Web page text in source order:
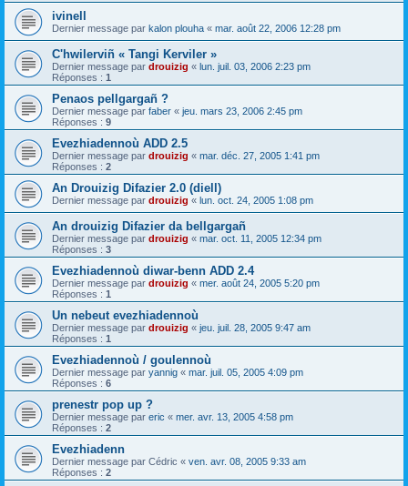
ivinell
Dernier message par kalon plouha « mar. août 22, 2006 12:28 pm
C'hwilerviñ « Tangi Kerviler »
Dernier message par drouizig « lun. juil. 03, 2006 2:23 pm
Réponses : 1
Penaos pellgargañ ?
Dernier message par faber « jeu. mars 23, 2006 2:45 pm
Réponses : 9
Evezhiadennoù ADD 2.5
Dernier message par drouizig « mar. déc. 27, 2005 1:41 pm
Réponses : 2
An Drouizig Difazier 2.0 (diell)
Dernier message par drouizig « lun. oct. 24, 2005 1:08 pm
An drouizig Difazier da bellgargañ
Dernier message par drouizig « mar. oct. 11, 2005 12:34 pm
Réponses : 3
Evezhiadennoù diwar-benn ADD 2.4
Dernier message par drouizig « mer. août 24, 2005 5:20 pm
Réponses : 1
Un nebeut evezhiadennoù
Dernier message par drouizig « jeu. juil. 28, 2005 9:47 am
Réponses : 1
Evezhiadennoù / goulennoù
Dernier message par yannig « mar. juil. 05, 2005 4:09 pm
Réponses : 6
prenestr pop up ?
Dernier message par eric « mer. avr. 13, 2005 4:58 pm
Réponses : 2
Evezhiadenn
Dernier message par Cédric « ven. avr. 08, 2005 9:33 am
Réponses : 2